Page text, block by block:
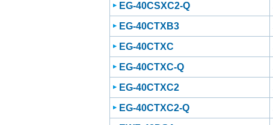
EG-40CSXC2-Q
EG-40CTXB3
EG-40CTXC
EG-40CTXC-Q
EG-40CTXC2
EG-40CTXC2-Q